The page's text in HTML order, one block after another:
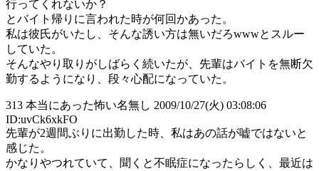
行ってくれないか？
とバイト帰りに言われた時が何回かあった。
私は彼氏がいたし、そんな誘い方は無いだろwwwとスルー
していた。
そんなやり取りがしばらく続いたが、先輩はバイトを無断欠
勤するようになり、段々心配になっていた。
313 本当にあった怖い名無し 2009/10/27(火) 03:08:06
ID:uvCk6xkFO
先輩が2週間ぶりに出勤した時、私はあの話が嘘ではないと
感じた。
かなりやつれていて、聞くと不眠症になったらしく、最近は